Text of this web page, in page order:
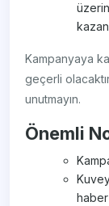
Kampanyaya
geçerli
unutmayın.
Önemli